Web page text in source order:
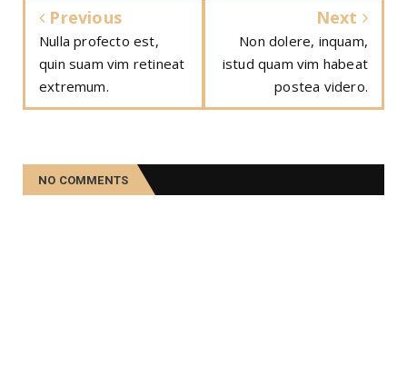
Previous
Nulla profecto est,
quin suam vim retineat
extremum.
Next
Non dolere, inquam,
istud quam vim habeat
postea videro.
NO COMMENTS